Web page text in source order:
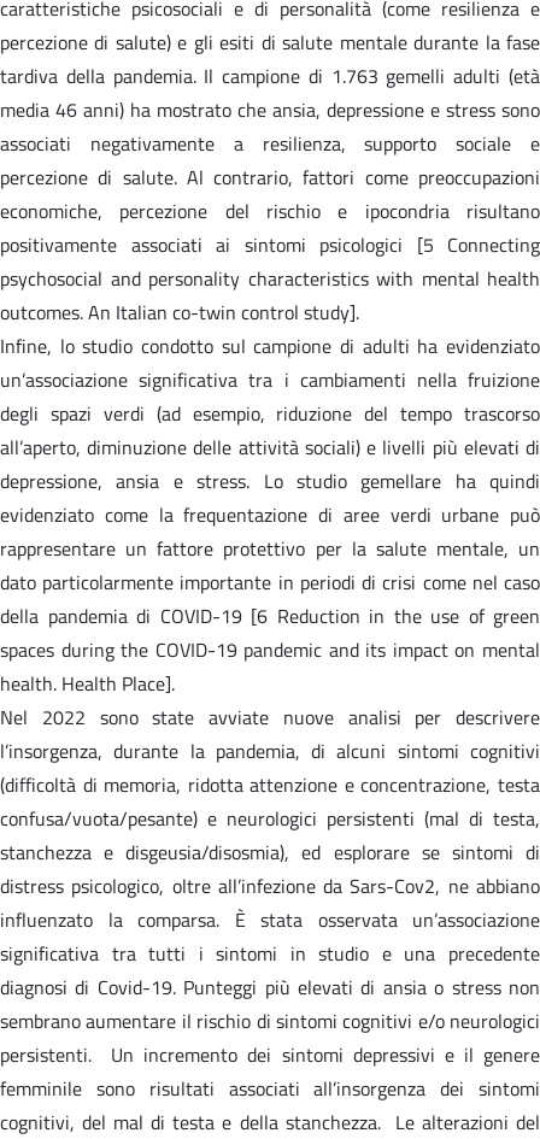
caratteristiche psicosociali e di personalità (come resilienza e
percezione di salute) e gli esiti di salute mentale durante la fase
tardiva della pandemia. Il campione di 1.763 gemelli adulti (età
media 46 anni) ha mostrato che ansia, depressione e stress sono
associati negativamente a resilienza, supporto sociale e
percezione di salute. Al contrario, fattori come preoccupazioni
economiche, percezione del rischio e ipocondria risultano
positivamente associati ai sintomi psicologici [5 Connecting
psychosocial and personality characteristics with mental health
outcomes. An Italian co-twin control study].
Infine, lo studio condotto sul campione di adulti ha evidenziato
un’associazione significativa tra i cambiamenti nella fruizione
degli spazi verdi (ad esempio, riduzione del tempo trascorso
all’aperto, diminuzione delle attività sociali) e livelli più elevati di
depressione, ansia e stress. Lo studio gemellare ha quindi
evidenziato come la frequentazione di aree verdi urbane può
rappresentare un fattore protettivo per la salute mentale, un
dato particolarmente importante in periodi di crisi come nel caso
della pandemia di COVID-19 [6 Reduction in the use of green
spaces during the COVID-19 pandemic and its impact on mental
health. Health Place].
Nel 2022 sono state avviate nuove analisi per descrivere
l’insorgenza, durante la pandemia, di alcuni sintomi cognitivi
(difficoltà di memoria, ridotta attenzione e concentrazione, testa
confusa/vuota/pesante) e neurologici persistenti (mal di testa,
stanchezza e disgeusia/disosmia), ed esplorare se sintomi di
distress psicologico, oltre all’infezione da Sars-Cov2, ne abbiano
influenzato la comparsa. È stata osservata un’associazione
significativa tra tutti i sintomi in studio e una precedente
diagnosi di Covid-19. Punteggi più elevati di ansia o stress non
sembrano aumentare il rischio di sintomi cognitivi e/o neurologici
persistenti. Un incremento dei sintomi depressivi e il genere
femminile sono risultati associati all’insorgenza dei sintomi
cognitivi, del mal di testa e della stanchezza. Le alterazioni del